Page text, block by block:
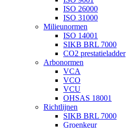
ISO 26000
ISO 31000
Milieunormen
ISO 14001
SIKB BRL 7000
CO2 prestatieladder
Arbonormen
VCA
VCO
VCU
OHSAS 18001
Richtlijnen
SIKB BRL 7000
Groenkeur